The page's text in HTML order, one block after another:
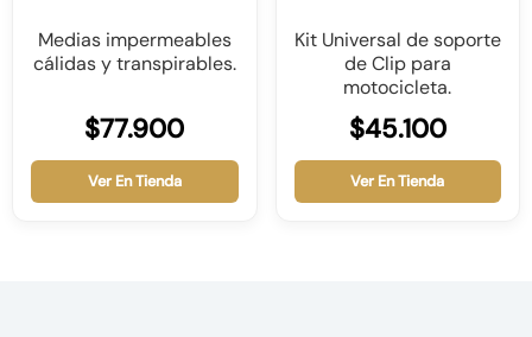
Medias impermeables
cálidas y transpirables.
$77.900
Ver En Tienda
Kit Universal de soporte
de Clip para
motocicleta.
$45.100
Ver En Tienda